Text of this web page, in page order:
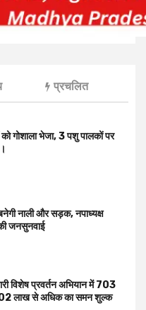
प्रचलित
गोशाला भेजा, 3 पशु पालकों पर
नाली और सड़क, नपाध्यक्ष
की जनसुनवाई
विशेष प्रवर्तन अभियान में 703
लाख से अधिक का समन शुल्क